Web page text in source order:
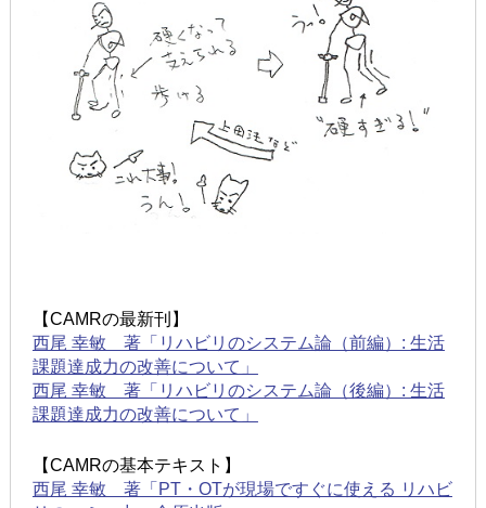
【CAMRの最新刊】
西尾 幸敏 著「リハビリのシステム論（前編）: 生活
課題達成力の改善について」
西尾 幸敏 著「リハビリのシステム論（後編）: 生活
課題達成力の改善について」
【CAMRの基本テキスト】
西尾 幸敏 著「PT・OTが現場ですぐに使える リハビ